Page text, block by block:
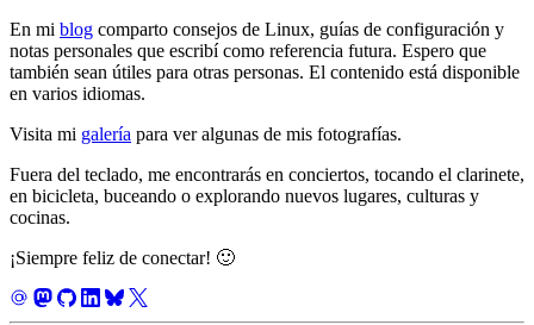
En mi blog comparto consejos de Linux, guías de configuración y
notas personales que escribí como referencia futura. Espero que
también sean útiles para otras personas. El contenido está disponible
en varios idiomas.
Visita mi galería para ver algunas de mis fotografías.
Fuera del teclado, me encontrarás en conciertos, tocando el clarinete,
en bicicleta, buceando o explorando nuevos lugares, culturas y
cocinas.
¡Siempre feliz de conectar! 🙂